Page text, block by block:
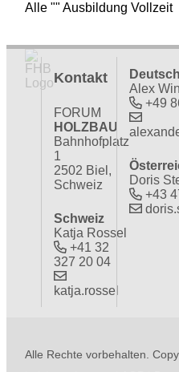
Alle "" Ausbildung Vollzeit
Kontakt
FORUM
HOLZBAU
Bahnhofplatz
1
2502 Biel,
Schweiz
Schweiz
Katja Rossel
+41 32
327 20 04
katja.rossel
Alex
+49
Doris
+43
Alle Rechte vorbehalten.